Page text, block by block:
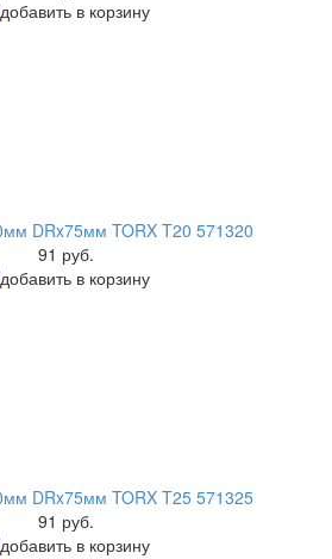
DRx75мм TORX T20 571320
91 руб.
DRx75мм TORX T25 571325
91 руб.